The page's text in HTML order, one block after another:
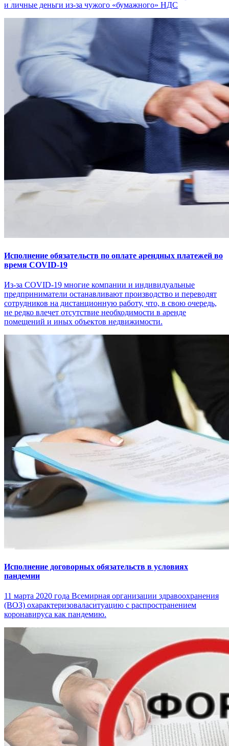
и личные деньги из-за чужого «бумажного» НДС
Исполнение обязательств по оплате арендных платежей во
время COVID-19
Из-за COVID-19 многие компании и индивидуальные
предприниматели останавливают производство и переводят
сотрудников на дистанционную работу, что, в свою очередь,
не редко влечет отсутствие необходимости в аренде
помещений и иных объектов недвижимости.
Исполнение договорных обязательств в условиях
пандемии
11 марта 2020 года Всемирная организации здравоохранения
(ВОЗ) охарактеризоваласитуацию с распространением
коронавируса как пандемию.